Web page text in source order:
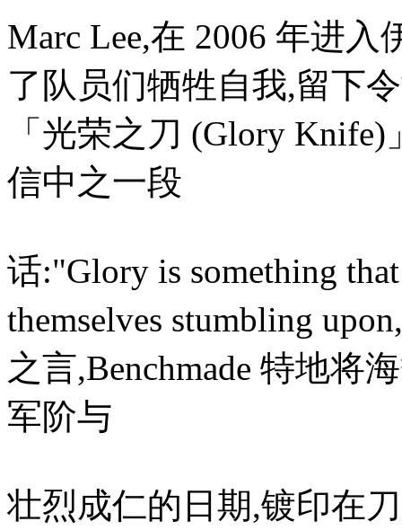
Marc Lee,在 2006 年进
了队员们牺牲自我,留下
「光荣之刀 (Glory
信中之一段
话:"Glory is something
themselves stumbling
之言,Benchmade 特地将
军阶与
壮烈成仁的日期,镀印在